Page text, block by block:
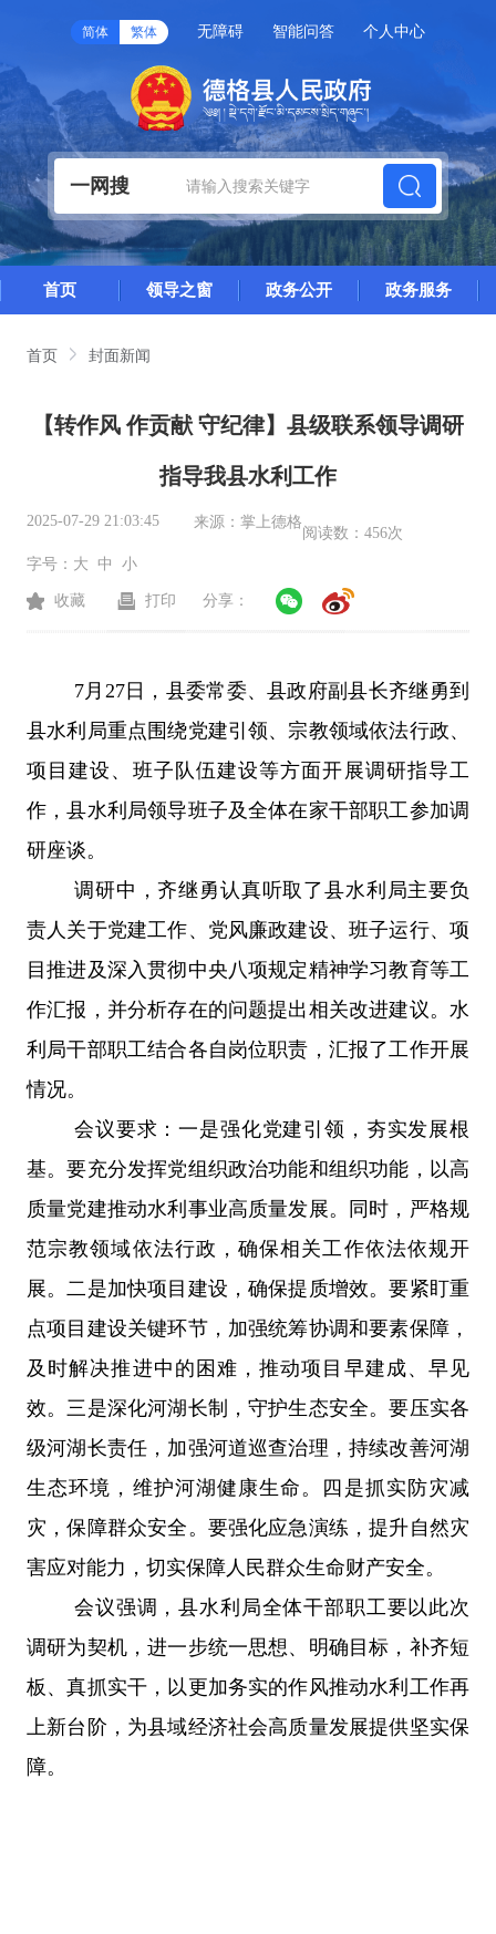
简体 繁体 无障碍 智能问答 个人中心
一网搜
首页 领导之窗 政务公开 政务服务
首页 封面新闻
【转作风 作贡献 守纪律】县级联系领导调研
指导我县水利工作
2025-07-29 21:03:45 来源： 掌上德格
阅读数： 456次
字号： 大 中 小
收藏 打印 分享：
7 月 27日，县委常委、县政府副县长齐继勇到
县水利局重点围绕党建引领、宗教领域依法行政、
项目建设、班子队伍建设等方面开展调研指导工
作，县水利局领导班子及全体在家干部职工参加调
研座谈。
调研中，齐继勇认真听取了县水利局主要负
责人关于党建工作、党风廉政建设、班子运行、项
目推进及深入贯彻中央八项规定精神学习教育等工
作汇报，并分析存在的问题提出相关改进建议。水
利局干部职工结合各自岗位职责，汇报了工作开展
情况。
会议要求：一是强化党建引领，夯实发展根
基。要充分发挥党组织政治功能和组织功能，以高
质量党建推动水利事业高质量发展。同时，严格规
范宗教领域依法行政，确保相关工作依法依规开
展。 二是加快项目建设，确保提质增效。要紧盯重
点项目建设关键环节，加强统筹协调和要素保障，
及时解决推进中的困难，推动项目早建成、早见
效。 三是深化河湖长制，守护生态安全。要压实各
级河湖长责任，加强河道巡查治理，持续改善河湖
生态环境，维护河湖健康生命。 四是抓实防灾减
灾，保障群众安全。 要强化应急演练，提升自然灾
害应对能力，切实保障人民群众生命财产安全。
会议强调，县水利局全体干部职工要以此次
调研为契机，进一步统一思想、明确目标，补齐短
板、真抓实干，以更加务实的作风推动水利工作再
上新台阶，为县域经济社会高质量发展提供坚实保
障。